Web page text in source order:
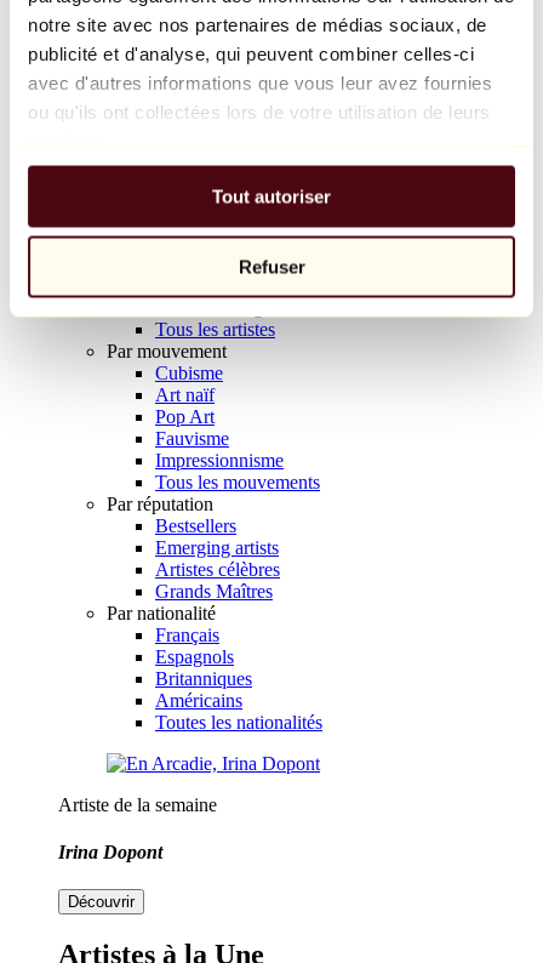
notre site avec nos partenaires de médias sociaux, de
publicité et d'analyse, qui peuvent combiner celles-ci
avec d'autres informations que vous leur avez fournies
ou qu'ils ont collectées lors de votre utilisation de leurs
Tout autoriser
Refuser
Balloon Dog (Orange)
Jeff Koons
10 000 €
Parcourir
Tous les sculpteurs
Tous les photographes
Tous les artistes
Par mouvement
Cubisme
Art naïf
Pop Art
Fauvisme
Impressionnisme
Tous les mouvements
Par réputation
Bestsellers
Emerging artists
Artistes célèbres
Grands Maîtres
Par nationalité
Français
Espagnols
Britanniques
Américains
Toutes les nationalités
Artiste de la semaine
Irina Dopont
Découvrir
Artistes à la Une